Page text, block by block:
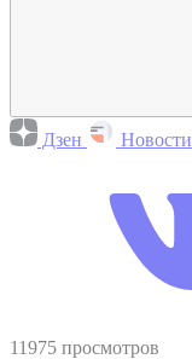
Дзен Новости
11975 просмотров